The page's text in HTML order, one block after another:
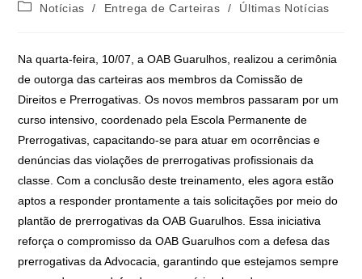
Notícias
/ Entrega de Carteiras / Últimas Notícias
Na quarta-feira, 10/07, a OAB Guarulhos, realizou a cerimônia
de outorga das carteiras aos membros da Comissão de
Direitos e Prerrogativas. Os novos membros passaram por um
curso intensivo, coordenado pela Escola Permanente de
Prerrogativas, capacitando-se para atuar em ocorrências e
denúncias das violações de prerrogativas profissionais da
classe. Com a conclusão deste treinamento, eles agora estão
aptos a responder prontamente a tais solicitações por meio do
plantão de prerrogativas da OAB Guarulhos. Essa iniciativa
reforça o compromisso da OAB Guarulhos com a defesa das
prerrogativas da Advocacia, garantindo que estejamos sempre